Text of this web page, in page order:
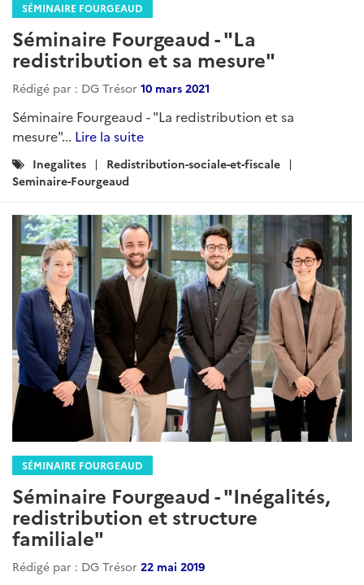
SÉMINAIRE FOURGEAUD
Séminaire Fourgeaud - "La
redistribution et sa mesure"
Rédigé par : DG Trésor 10 mars 2021
Séminaire Fourgeaud - "La redistribution et sa
mesure"... Lire la suite
Catégories
:
Inegalites
Redistribution-sociale-et-fiscale
Seminaire-Fourgeaud
SÉMINAIRE FOURGEAUD
Séminaire Fourgeaud - "Inégalités,
redistribution et structure
familiale"
Rédigé par : DG Trésor 22 mai 2019